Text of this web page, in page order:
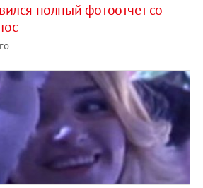
полный фотоотчет со